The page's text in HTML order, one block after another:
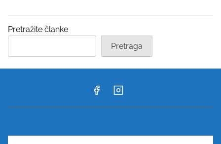
Pretražite članke
Pretraga